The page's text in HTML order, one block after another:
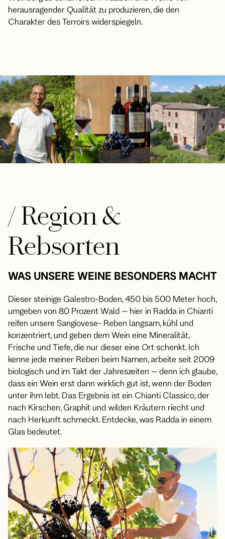
herausragender Qualität zu produzieren, die den
Charakter des Terroirs widerspiegeln.
/Region &
Rebsorten
WAS UNSERE WEINE BESONDERS MACHT
Dieser steinige Galestro-Boden, 450 bis 500 Meter hoch,
umgeben von 80 Prozent Wald – hier in Radda in Chianti
reifen unsere Sangiovese- Reben langsam, kühl und
konzentriert, und geben dem Wein eine Mineralität,
Frische und Tiefe, die nur dieser eine Ort schenkt. Ich
kenne jede meiner Reben beim Namen, arbeite seit 2009
biologisch und im Takt der Jahreszeiten – denn ich glaube,
dass ein Wein erst dann wirklich gut ist, wenn der Boden
unter ihm lebt. Das Ergebnis ist ein Chianti Classico, der
nach Kirschen, Graphit und wilden Kräutern riecht und
nach Herkunft schmeckt. Entdecke, was Radda in einem
Glas bedeutet.